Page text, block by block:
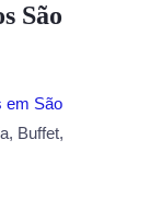
São
em São
Buffet,